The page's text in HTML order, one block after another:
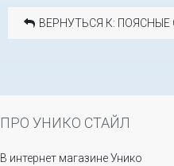
ВЕРНУТЬСЯ К: ПОЯСНЫЕ
ПРО УНИКО СТАЙЛ
В интернет магазине Унико